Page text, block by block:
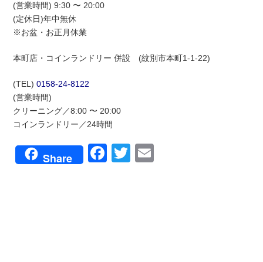
(営業時間) 9:30 〜 20:00
(定休日)年中無休
※お盆・お正月休業
本町店・コインランドリー 併設 (紋別市本町1-1-22)
(TEL)0158-24-8122
(営業時間)
クリーニング／8:00 〜 20:00
コインランドリー／24時間
Share Facebook
Twitter